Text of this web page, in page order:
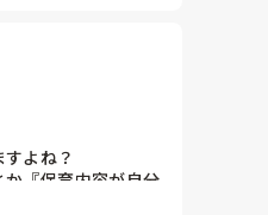
よね？
か『保育内容が自分
いかと思います